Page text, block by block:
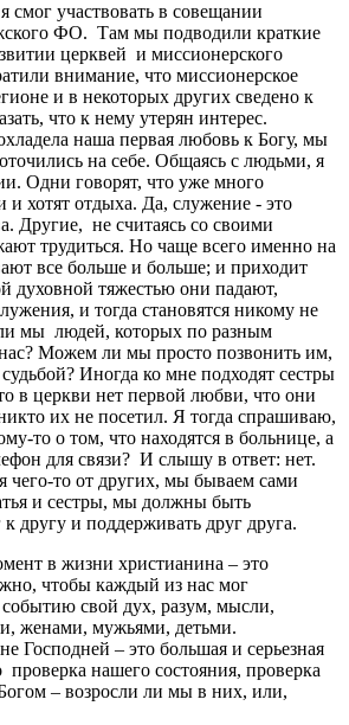
участвовать в совещании
ФО. Там мы подводили краткие
церквей и миссионерского
внимание, что миссионерское
и в некоторых других сведено к
что к нему утерян интерес.
наша первая любовь к Богу, мы
на себе. Общаясь с людьми, я
Одни говорят, что уже много
и хотят отдыха. Да, служение - это
Другие, не считаясь со своими
трудиться. Но чаще всего именно на
все больше и больше; и приходит
духовной тяжестью они падают,
и тогда становятся никому не
мы людей, которых по разным
Можем ли мы просто позвонить им,
Иногда ко мне подходят сестры
в церкви нет первой любви, что они
их не посетил. Я тогда спрашиваю,
то о том, что находятся в больнице, а
для связи? И слышу в ответ: нет.
чего-то от других, мы бываем сами
и сестры, мы должны быть
другу и поддерживать друг друга.
в жизни христианина – это
чтобы каждый из нас мог
событию свой дух, разум, мысли,
женами, мужьями, детьми.
Господней – это большая и серьезная
проверка нашего состояния, проверка
– возросли ли мы в них, или,